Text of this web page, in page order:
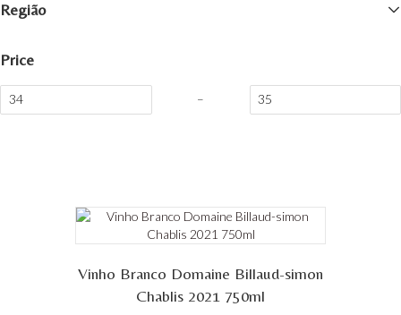
Região
Price
–
Vinho Branco Domaine Billaud-simon
Chablis 2021 750ml